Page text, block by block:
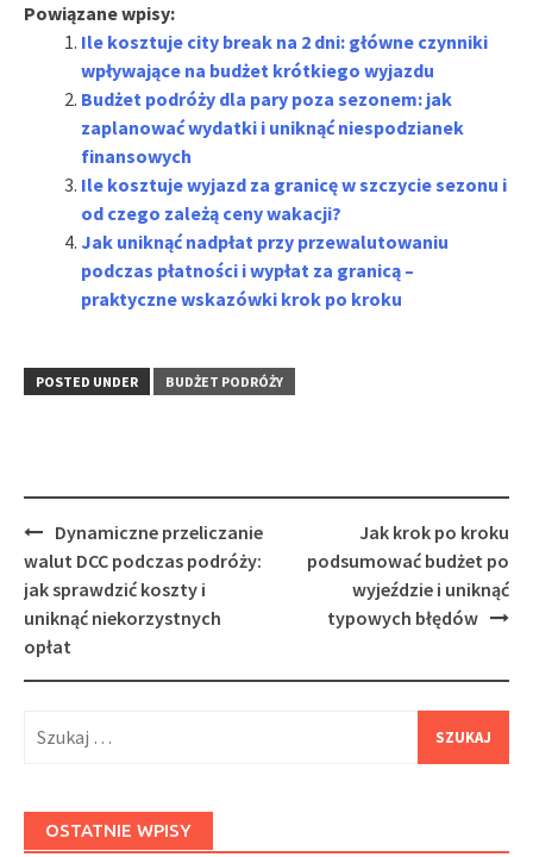
Powiązane wpisy:
Ile kosztuje city break na 2 dni: główne czynniki
wpływające na budżet krótkiego wyjazdu
Budżet podróży dla pary poza sezonem: jak
zaplanować wydatki i uniknąć niespodzianek
finansowych
Ile kosztuje wyjazd za granicę w szczycie sezonu i
od czego zależą ceny wakacji?
Jak uniknąć nadpłat przy przewalutowaniu
podczas płatności i wypłat za granicą –
praktyczne wskazówki krok po kroku
POSTED UNDER BUDŻET PODRÓŻY
Post
navigation
Dynamiczne przeliczanie
walut DCC podczas podróży:
jak sprawdzić koszty i
uniknąć niekorzystnych
opłat
Jak krok po kroku
podsumować budżet po
wyjeździe i uniknąć
typowych błędów
OSTATNIE WPISY